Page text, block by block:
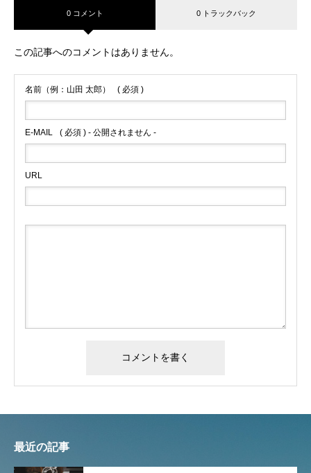
0 コメント 0 トラックバック
この記事へのコメントはありません。
名前（例：山田 太郎） ( 必須 )
E-MAIL ( 必須 ) - 公開されません -
URL
最近の記事